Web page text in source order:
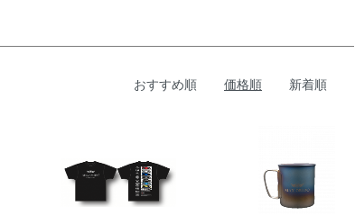
おすすめ順 価格順 新着順